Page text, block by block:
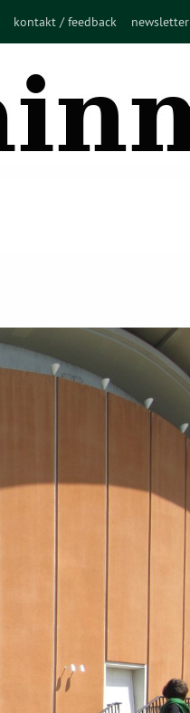
kontakt / feedback newsletter